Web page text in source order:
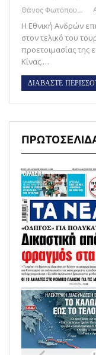
Θάνος Φωτόπουλος
Η Εθνική Ανδρών
στον τελικό του
προετοιμασίας της
Κίνας.…
ΔΙΑΒΑΣΤΕ